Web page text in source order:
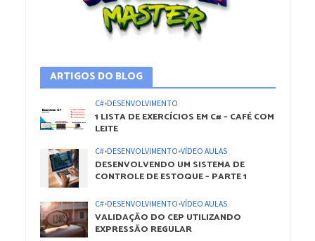
ARTIGOS DO BLOG
C#•DESENVOLVIMENTO
1 LISTA DE EXERCÍCIOS EM C# – CAFÉ COM
LEITE
C#•DESENVOLVIMENTO•VÍDEO AULAS
DESENVOLVENDO UM SISTEMA DE
CONTROLE DE ESTOQUE – PARTE 1
C#•DESENVOLVIMENTO•VÍDEO AULAS
VALIDAÇÃO DO CEP UTILIZANDO
EXPRESSÃO REGULAR